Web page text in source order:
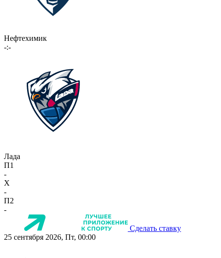
Нефтехимик
-:-
Лада
П1
-
X
-
П2
-
Сделать ставку
25 сентября 2026, Пт, 00:00